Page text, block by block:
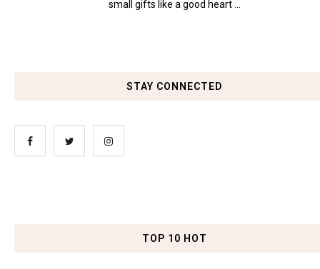
small gifts like a good heart ...
STAY CONNECTED
TOP 10 HOT